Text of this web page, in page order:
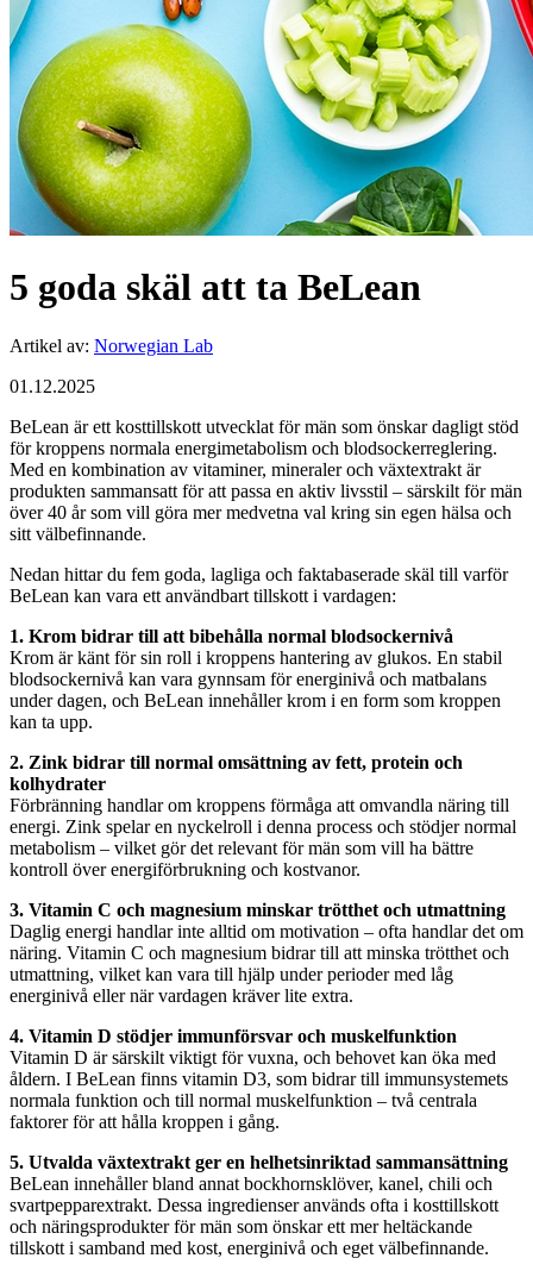
5 goda skäl att ta BeLean
Artikel av: Norwegian Lab
01.12.2025
BeLean är ett kosttillskott utvecklat för män som önskar dagligt stöd
för kroppens normala energimetabolism och blodsockerreglering.
Med en kombination av vitaminer, mineraler och växtextrakt är
produkten sammansatt för att passa en aktiv livsstil – särskilt för män
över 40 år som vill göra mer medvetna val kring sin egen hälsa och
sitt välbefinnande.
Nedan hittar du fem goda, lagliga och faktabaserade skäl till varför
BeLean kan vara ett användbart tillskott i vardagen:
1. Krom bidrar till att bibehålla normal blodsockernivå
Krom är känt för sin roll i kroppens hantering av glukos. En stabil
blodsockernivå kan vara gynnsam för energinivå och matbalans
under dagen, och BeLean innehåller krom i en form som kroppen
kan ta upp.
2. Zink bidrar till normal omsättning av fett, protein och
kolhydrater
Förbränning handlar om kroppens förmåga att omvandla näring till
energi. Zink spelar en nyckelroll i denna process och stödjer normal
metabolism – vilket gör det relevant för män som vill ha bättre
kontroll över energiförbrukning och kostvanor.
3. Vitamin C och magnesium minskar trötthet och utmattning
Daglig energi handlar inte alltid om motivation – ofta handlar det om
näring. Vitamin C och magnesium bidrar till att minska trötthet och
utmattning, vilket kan vara till hjälp under perioder med låg
energinivå eller när vardagen kräver lite extra.
4. Vitamin D stödjer immunförsvar och muskelfunktion
Vitamin D är särskilt viktigt för vuxna, och behovet kan öka med
åldern. I BeLean finns vitamin D3, som bidrar till immunsystemets
normala funktion och till normal muskelfunktion – två centrala
faktorer för att hålla kroppen i gång.
5. Utvalda växtextrakt ger en helhetsinriktad sammansättning
BeLean innehåller bland annat bockhornsklöver, kanel, chili och
svartpepparextrakt. Dessa ingredienser används ofta i kosttillskott
och näringsprodukter för män som önskar ett mer heltäckande
tillskott i samband med kost, energinivå och eget välbefinnande.